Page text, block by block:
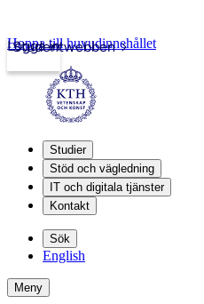
Studentwebben
Logga in
Hoppa till huvudinnehållet
Studier
Stöd och vägledning
IT och digitala tjänster
Kontakt
Sök
English
Meny